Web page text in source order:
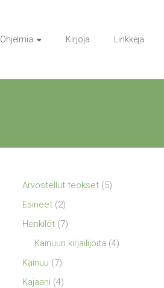
Ohjelmia Kirjoja Linkkejä
Arvostellut teokset (5)
Esineet (2)
Henkilöt (7)
Kainuun kirjailijoita (4)
Kainuu (7)
Kajaani (4)